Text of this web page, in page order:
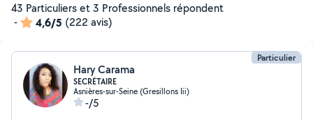
43 Particuliers et 3 Professionnels répondent
-
4,6/5 (222 avis)
Particulier
Hary Carama
SECRÉTAIRE
Asnières-sur-Seine (Gresillons Iii)
-/5